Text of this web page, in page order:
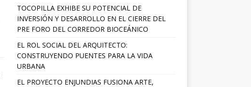
TOCOPILLA EXHIBE SU POTENCIAL DE
INVERSIÓN Y DESARROLLO EN EL CIERRE DEL
PRE FORO DEL CORREDOR BIOCEÁNICO
EL ROL SOCIAL DEL ARQUITECTO:
CONSTRUYENDO PUENTES PARA LA VIDA
URBANA
EL PROYECTO ENJUNDIAS FUSIONA ARTE,